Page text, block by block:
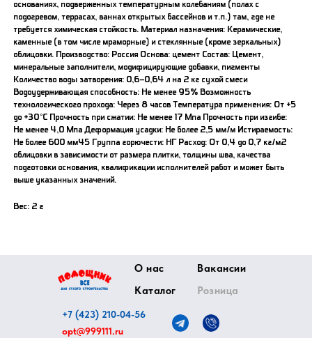
основаниях, подверженных температурным колебаниям (полах с
подогревом, террасах, ваннах открытых бассейнов и т.п.) там, где не
требуется химическая стойкость. Материал назначения: Керамические,
каменные (в том числе мраморные) и стеклянные (кроме зеркальных)
облицовки. Производство: Россия Основа: цемент Состав: Цемент,
минеральные заполнители, модифицирующие добавки, пигменты
Количество воды затворения: 0,6–0,64 л на 2 кг сухой смеси
Водоудерживающая способность: Не менее 95% Возможность
технологического прохода: Через 8 часов Температура применения: От +5
до +30°C Прочность при сжатии: Не менее 17 Мпа Прочность при изгибе:
Не менее 4,0 Мпа Деформация усадки: Не более 2,5 мм/м Истираемость:
Не более 600 мм45 Группа горючести: НГ Расход: От 0,4 до 0,7 кг/м2
облицовки в зависимости от размера плитки, толщины шва, качества
подготовки основания, квалификации исполнителей работ и может быть
выше указанных значений.
Вес: 2 г
О нас
Каталог
Вакансии
Розница
+7 (423) 210-04-56
opt@999111.ru